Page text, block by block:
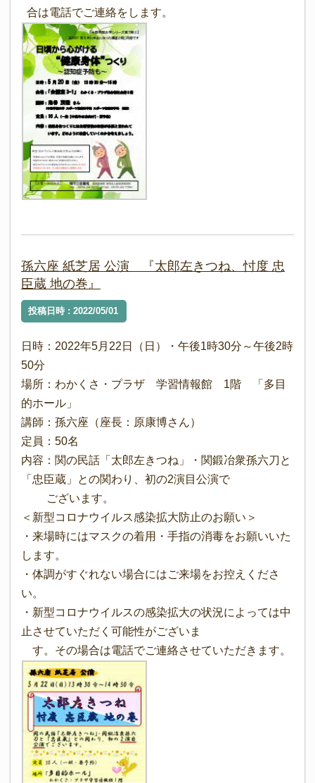
合は電話でご連絡をします。
孫六座 紙芝居 公演 『太郎左きつね、忖度 忠
臣蔵 地の巻』
投稿日時 : 2022/05/01
日時：2022年5月22日（日）・午後1時30分～午後2時
50分
場所：わかくさ・プラザ 学習情報館 1階 「多目
的ホール」
講師：孫六座（座長：原康博さん）
定員：50名
内容：関の民話「太郎左きつね」・関鍛冶衆孫六刀と
「忠臣蔵」との関わり、初の2演目公演で
ございます。
＜新型コロナウイルス感染拡大防止のお願い＞
・来場時にはマスクの着用・手指の消毒をお願いいた
します。
・体調がすぐれない場合にはご来場をお控えくださ
い。
・新型コロナウイルスの感染拡大の状況によっては中
止させていただく可能性がございま
す。その場合は電話でご連絡させていただきます。